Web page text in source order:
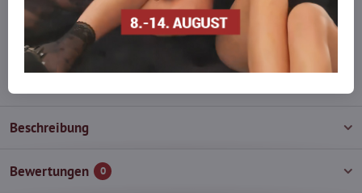
Zögern Sie nicht, uns zu kontaktieren, wir füllen die Ware für Sie
wieder auf!
info​@everlady​.eu
Beschreibung
Bewertungen 0